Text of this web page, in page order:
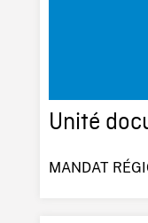
Unité
MANDAT